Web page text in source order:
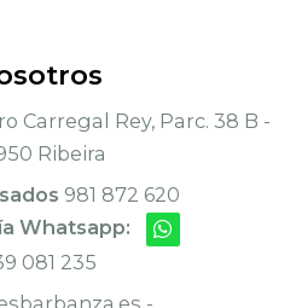
Carregal Rey, Parc. 38 B -
Ribeira
981 872 620
Whatsapp:
081 235
-